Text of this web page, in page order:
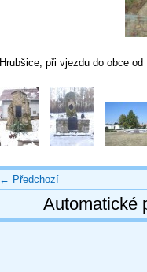
Hrubšice, při vjezdu do obce
← Předchozí
Automatické